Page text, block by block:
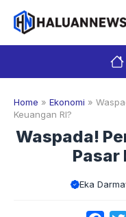
Langsung
isi
Home » Ekonomi »
Keuangan RI?
Waspada!
Pasar
Eka